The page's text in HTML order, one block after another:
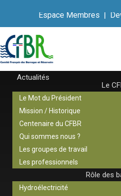
Espace Membres |
Actualités
Le
Le Mot du Président
Mission / Historique
Centenaire du CFBR
Qui sommes nous ?
Les groupes de travail
Les professionnels
Rôle des
Hydroélectricité